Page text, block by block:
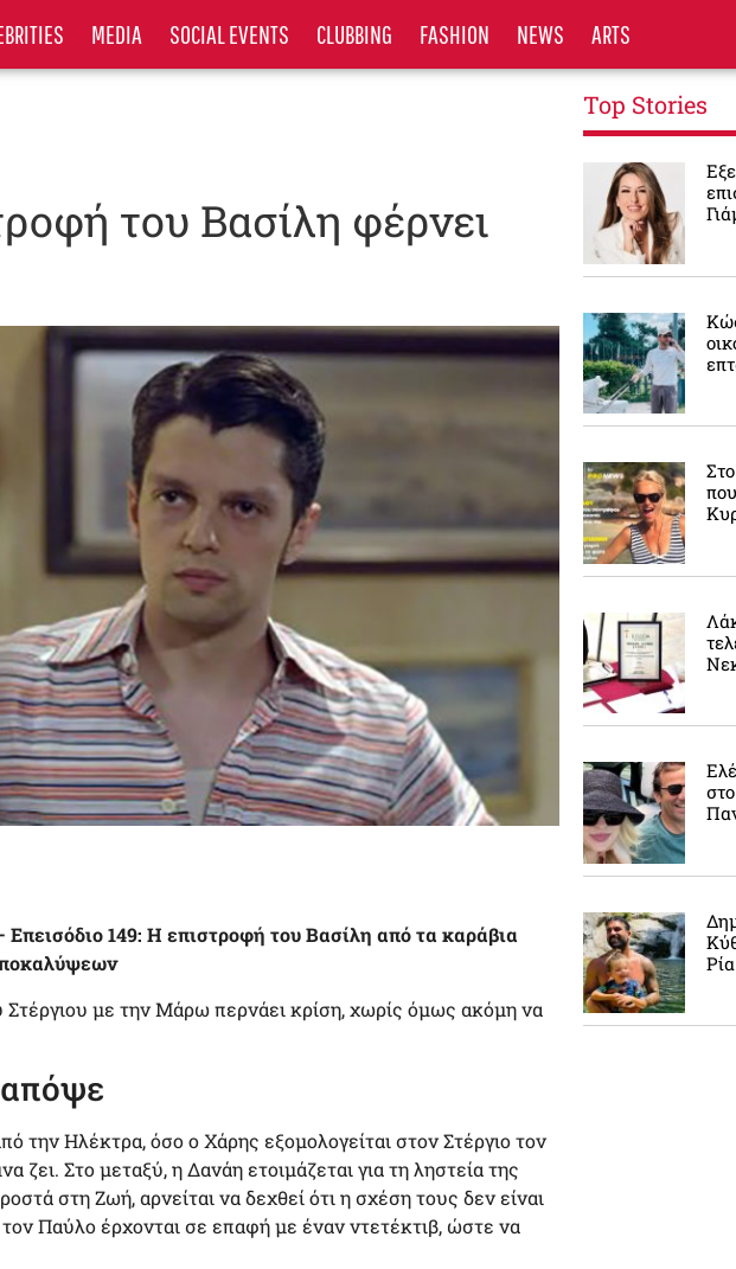
MEDIA SOCIAL EVENTS CLUBBING FASHION NEWS ARTS
του Βασίλη φέρνει
Επεισόδιο 149: Η επιστροφή του Βασίλη από τα καράβια
Στέργιου με την Μάρω περνάει κρίση, χωρίς όμως ακόμη να
την Ηλέκτρα, όσο ο Χάρης εξομολογείται στον Στέργιο τον
Στο μεταξύ, η Δανάη ετοιμάζεται για τη ληστεία της
στη Ζωή, αρνείται να δεχθεί ότι η σχέση τους δεν είναι
Παύλο έρχονται σε επαφή με έναν ντετέκτιβ, ώστε να
Top Stories